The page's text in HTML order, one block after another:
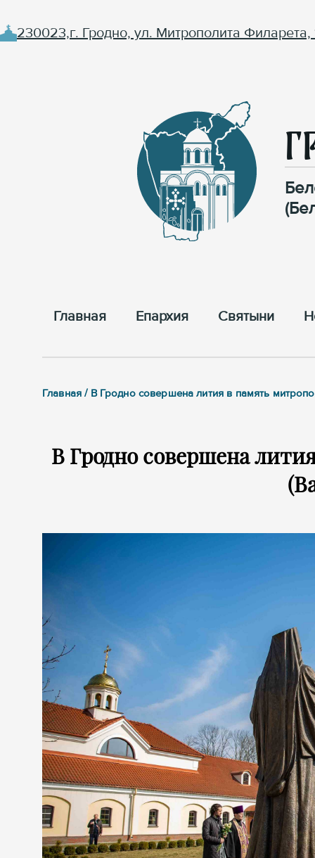
230023,г. Гродно, ул. Митрополита Филарета,
Главная Епархия Cвятыни
Главная / В Гродно совершена лития в память
В Гродно совершена